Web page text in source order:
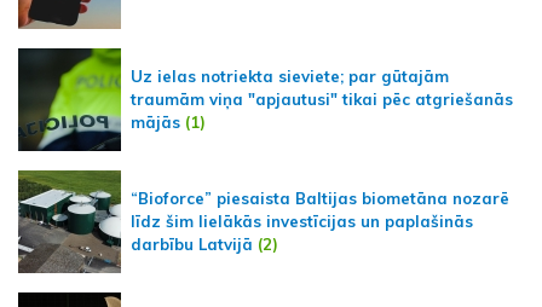
Uz ielas notriekta sieviete; par gūtajām
traumām viņa "apjautusi" tikai pēc atgriešanās
mājās (1)
“Bioforce” piesaista Baltijas biometāna nozarē
līdz šim lielākās investīcijas un paplašinās
darbību Latvijā (2)